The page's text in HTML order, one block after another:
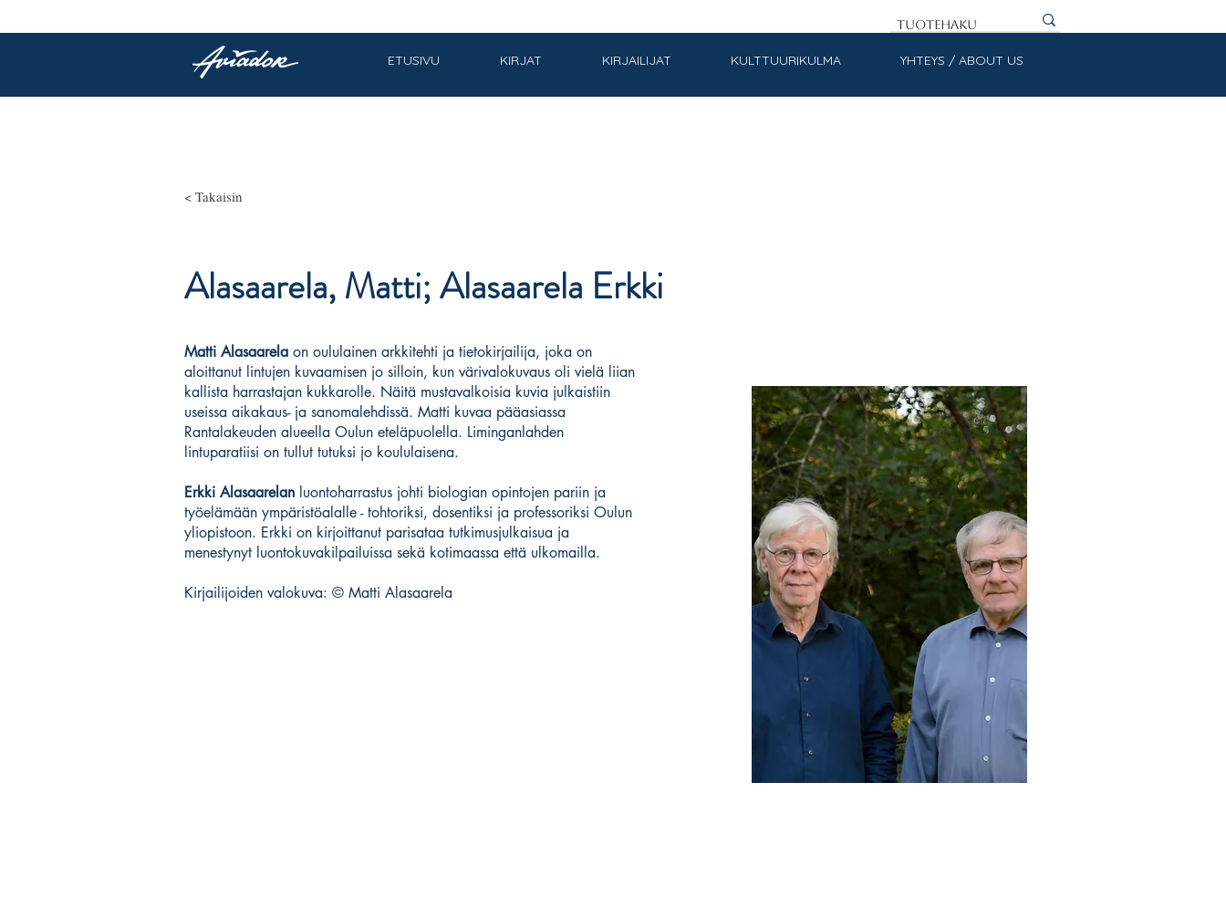
ETUSIVU KIRJAT KIRJAILIJAT KULTTUURIKULMA YHTEYS / ABOUT US
< Takaisin
Alasaarela, Matti; Alasaarela Erkki
Matti Alasaarela on oululainen arkkitehti ja tietokirjailija, joka on
aloittanut lintujen kuvaamisen jo silloin, kun värivalokuvaus oli vielä liian
kallista harrastajan kukkarolle. Näitä mustavalkoisia kuvia julkaistiin
useissa aikakaus- ja sanomalehdissä. Matti kuvaa pääasiassa
Rantalakeuden alueella Oulun eteläpuolella. Liminganlahden
lintuparatiisi on tullut tutuksi jo koululaisena.
Erkki Alasaarelan luontoharrastus johti biologian opintojen pariin ja
työelämään ympäristöalalle - tohtoriksi, dosentiksi ja professoriksi Oulun
yliopistoon. Erkki on kirjoittanut parisataa tutkimusjulkaisua ja
menestynyt luontokuvakilpailuissa sekä kotimaassa että ulkomailla.
Kirjailijoiden valokuva: © Matti Alasaarela